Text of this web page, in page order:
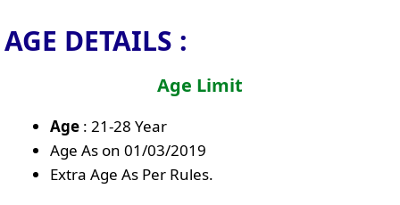
AGE DETAILS :
Age Limit
Age : 21-28 Year
Age As on 01/03/2019
Extra Age As Per Rules.